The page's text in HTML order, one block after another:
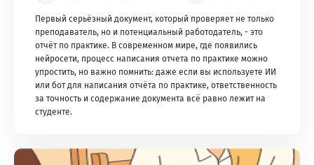
Первый серьёзный документ, который проверяет не только
преподаватель, но и потенциальный работодатель, - это
отчёт по практике. В современном мире, где появились
нейросети, процесс написания отчета по практике можно
упростить, но важно помнить: даже если вы используете ИИ
или бот для написания отчёта по практике, ответственность
за точность и содержание документа всё равно лежит на
студенте.